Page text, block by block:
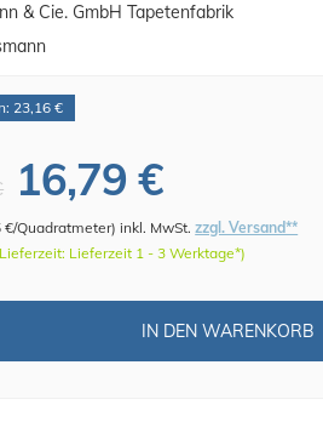
& Cie. GmbH Tapetenfabrik
23,16 €
16,79 €
€/Quadratmeter)inkl. MwSt.zzgl. Versand**
Lieferzeit 1 - 3 Werktage*)
IN DEN WARENKORB